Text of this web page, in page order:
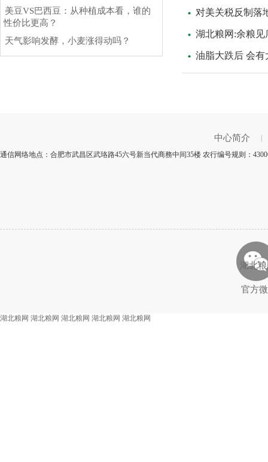
美豆VS巴西豆：从种植成本看，谁的
性价比更高？
天气影响发酵，小麦涨得动吗？
对美关税反制落
湖北粮网:余粮
油脂大跌后 会有
中心简介
通信网络地点：合肥市武昌区武珞路45六号新当代商務中间35楼 农行编号规则：
湖北
官方
湖北粮网 湖北粮网 湖北粮网 湖北粮网 湖北粮网